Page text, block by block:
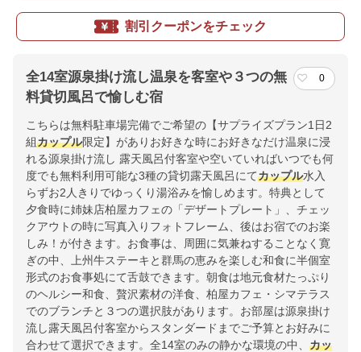
割引クーポンをチェック
全14室源泉掛け流し温泉を客室や３つの無
料貸切風呂で愉しむ宿
0
こちらは無料駐車場完備でご希望の【サプライズプラン1日2
組カップル限定】がありお好きな時にお好きなだけ温泉に浸
れる源泉掛け流し 露天風呂付客室や空いていればいつでも何
度でも無料利用可能な3種の貸切露天風呂にてカップル水入
らずお2人きりでゆっくり湯浴みを愉しめます。特典として
夕食時に姉妹店柏屋カフェの「デザートプレート」、チェッ
クアウトの時に写真入りフォトフレーム、後はお宿でのお楽
しみ！が付きます。お食事は、周囲に気兼ねすることなく寛
ぎの中、上州牛ステーキと群馬の恵みを楽しむ和食に半個室
形式のお食事処にて舌鼓できます。朝食は地元食材たっぷり
のヘルシー和食、贅沢素材の洋食、柏屋カフェ・シマテラス
でのブランチと３つの選択肢があります。お部屋は源泉掛け
流し露天風呂付客室からスタンダードまでご予算とお好みに
合わせて選択できます。全14室のみの静かな環境の中、 カッ